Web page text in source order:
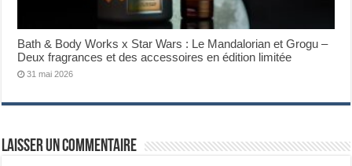
Bath & Body Works x Star Wars : Le Mandalorian et Grogu –
Deux fragrances et des accessoires en édition limitée
31 mai 2026
Laisser un commentaire